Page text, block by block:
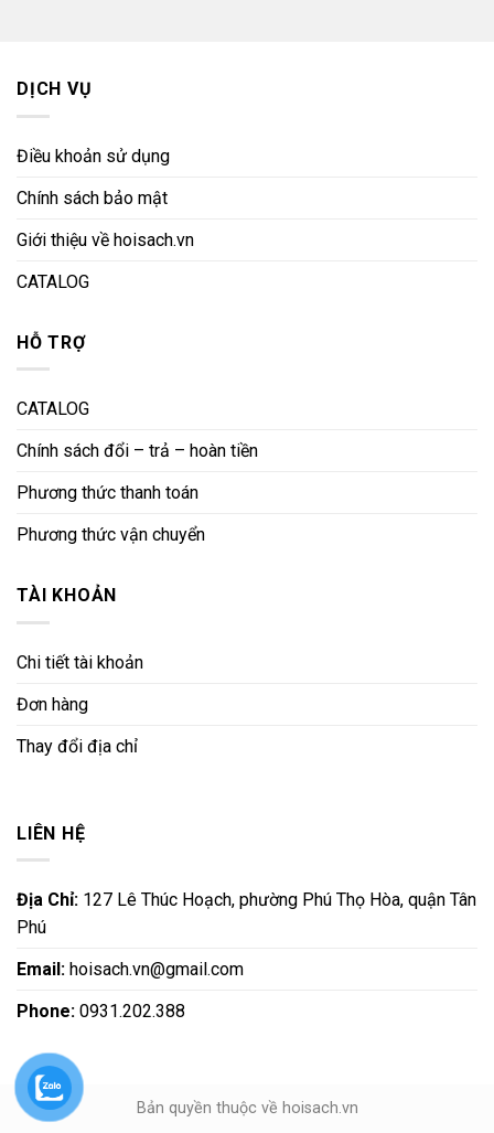
DỊCH VỤ
Điều khoản sử dụng
Chính sách bảo mật
Giới thiệu về hoisach.vn
CATALOG
HỖ TRỢ
CATALOG
Chính sách đổi – trả – hoàn tiền
Phương thức thanh toán
Phương thức vận chuyển
TÀI KHOẢN
Chi tiết tài khoản
Đơn hàng
Thay đổi địa chỉ
LIÊN HỆ
Địa Chỉ: 127 Lê Thúc Hoạch, phường Phú Thọ Hòa, quận Tân
Phú
Email: hoisach.vn@gmail.com
Phone: 0931.202.388
Bản quyền thuộc về hoisach.vn